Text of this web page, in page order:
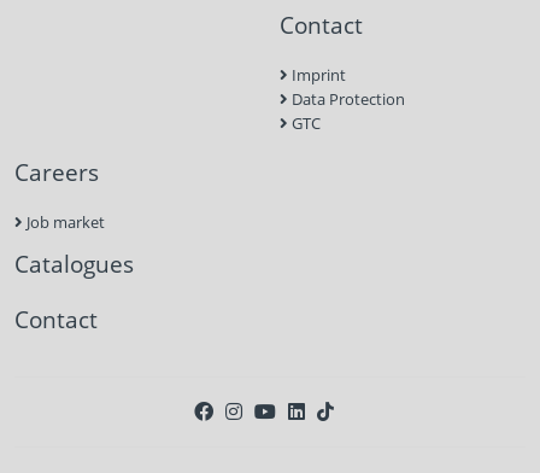
Contact
Imprint
Data Protection
GTC
Careers
Job market
Catalogues
Contact